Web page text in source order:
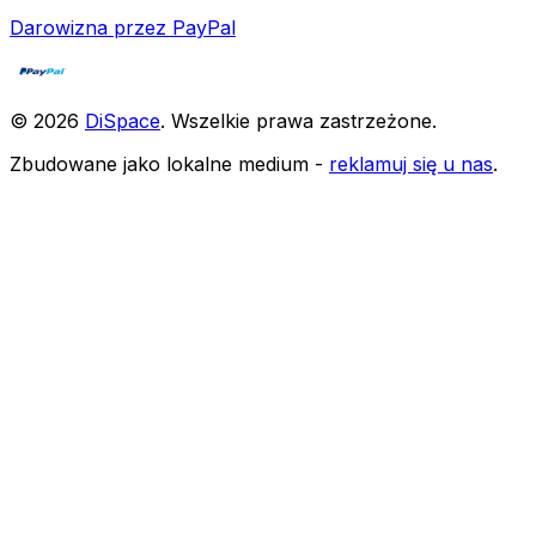
Darowizna przez PayPal
© 2026 DiSpace. Wszelkie prawa zastrzeżone.
Zbudowane jako lokalne medium - reklamuj się u nas.